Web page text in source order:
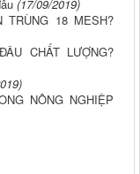
(17/09/2019)
18 MESH?
CHẤT LƯỢNG?
NÔNG NGHIỆP